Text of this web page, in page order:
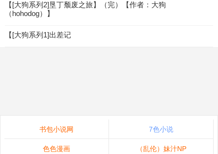
【[大狗系列2]垦丁颓废之旅】（完）【作者：大狗
（hohodog）】
【[大狗系列1]出差记
书包小说网 7色小说
色色漫画 （乱伦）妹汁NP